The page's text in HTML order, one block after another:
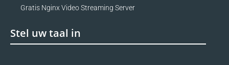
Gratis Nginx Video Streaming Server
Stel uw taal in